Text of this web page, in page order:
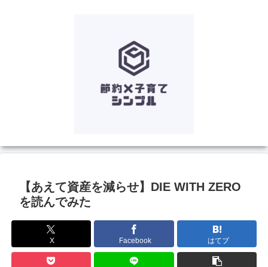
【あえて資産を減らせ】DIE WITH ZERO
を読んでみた
X Facebook はてブ